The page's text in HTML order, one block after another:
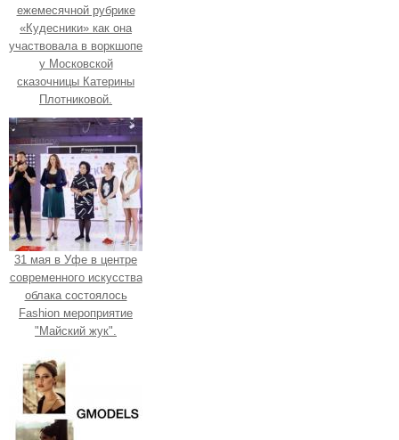
ежемесячной рубрике
«Кудесники» как она
участвовала в воркшопе
у Московской
сказочницы Катерины
Плотниковой.
31 мая в Уфе в центре
современного искусства
облака состоялось
Fashion мероприятие
"Майский жук".